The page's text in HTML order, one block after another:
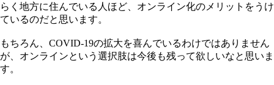
らく地方に住んでいる人ほど、オンライン化のメリットをうけ
ているのだと思います。
もちろん、COVID-19の拡大を喜んでいるわけではありません
が、オンラインという選択肢は今後も残って欲しいなと思いま
す。